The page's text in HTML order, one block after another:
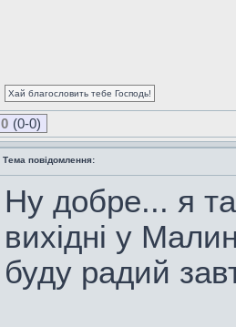
Хай благословить тебе Господь!
0 (0-0)
Тема повідомлення:
Ну добре... я
вихідні у
буду радий